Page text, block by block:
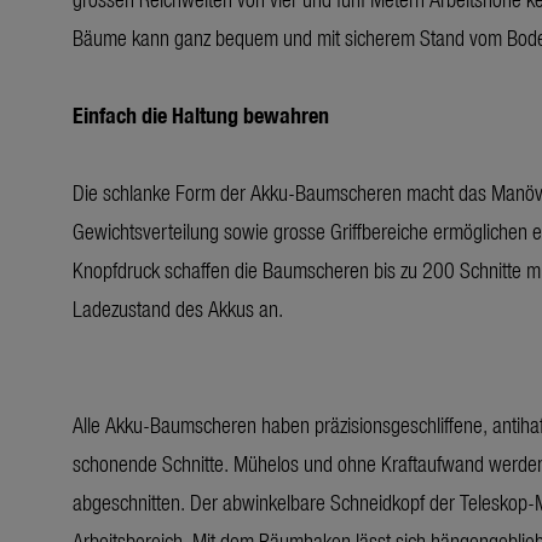
Bäume kann ganz bequem und mit sicherem Stand vom
Einfach die Haltung bewahren
Die schlanke Form der Akku-Baumscheren macht das
Gewichtsverteilung sowie grosse Griffbereiche
Knopfdruck schaffen die Baumscheren bis zu 200 Schnitte
Ladezustand des Akkus an.
Alle Akku-Baumscheren haben präzisionsgeschliffene,
schonende Schnitte. Mühelos und ohne Kraftaufwand
abgeschnitten. Der abwinkelbare Schneidkopf der